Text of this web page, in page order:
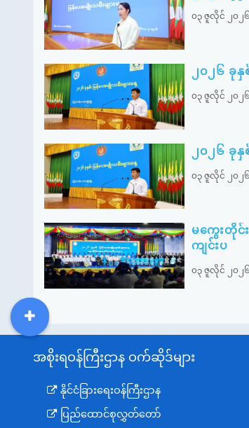
၀၃ ဇူလိုင် ၂၀၂၆
၂၀၂၆ ခုနှ
၀၃ ဇူလိုင် ၂၀၂၆
၂၀၂၆ ခုနှ
၀၃ ဇူလိုင် ၂၀၂၆
မကွေးတိုင်
ကျင်းပ
၀၃ ဇူလိုင် ၂၀၂၆
အစိုးရဝန်ကြီးဌာန ဝက်ဆိုဒ်များ
နိုင်ငံခြားရေးဝန်ကြီးဌာန
ပြည်ထောင်စုလွှတ်တော်
DDM